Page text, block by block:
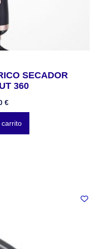
SECADOR
360
€
carrito